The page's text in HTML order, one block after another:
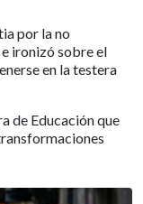
por la no
ironizó sobre el
en la testera
de Educación que